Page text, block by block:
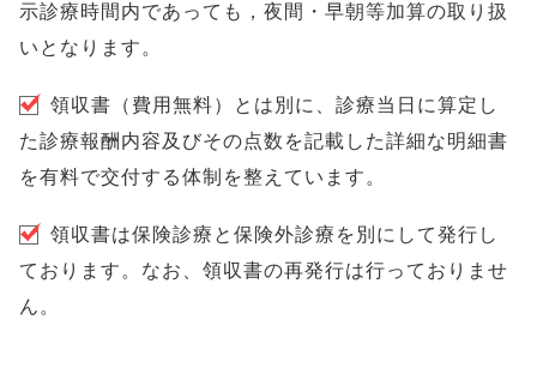
示診療時間内であっても，夜間・早朝等加算の取り扱
いとなります。
領収書（費用無料）とは別に、診療当日に算定し
た診療報酬内容及びその点数を記載した詳細な明細書
を有料で交付する体制を整えています。
領収書は保険診療と保険外診療を別にして発行し
ております。なお、領収書の再発行は行っておりませ
ん。